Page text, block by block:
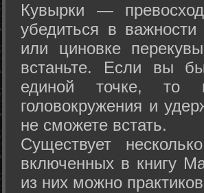
Кувырки —
убедиться в
или циновке
встаньте. Если вы
единой точке, то
головокружения и
не сможете встать.
Существует
включенных в книгу
из них можно